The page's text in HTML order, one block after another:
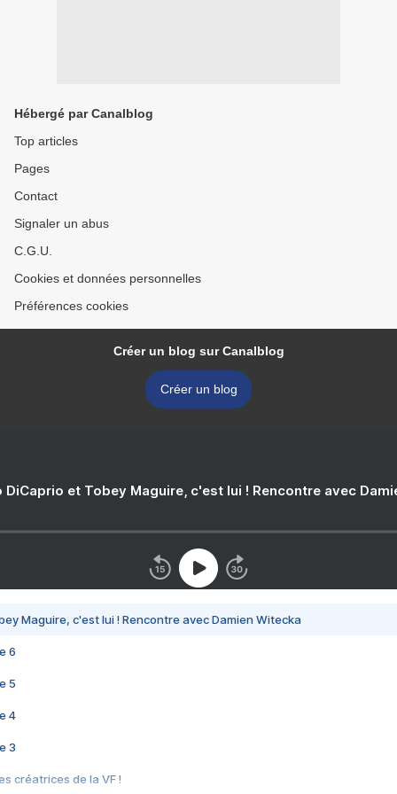
Hébergé par Canalblog
Top articles
Pages
Contact
Signaler un abus
C.G.U.
Cookies et données personnelles
Préférences cookies
Créer un blog sur Canalblog
Créer un blog
DiCaprio et Tobey Maguire, c'est lui ! Rencontre avec
Maguire, c'est lui ! Rencontre avec Damien Witecka
6
5
4
3
créatrices de la VF !